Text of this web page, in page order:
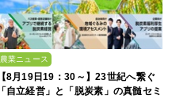
農業ニュース
【8月19日19：30～】23世紀へ繋ぐ
「自立経営」と「脱炭素」の真髄セミ